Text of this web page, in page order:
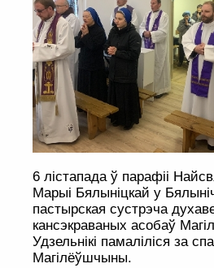
6 лістапада ў парафіі
Марыі Бялыніцкай у
пастырская сустрэча
кансэкраваных асобаў
Удзельнікі памаліліся за
Магілёўшчыны.